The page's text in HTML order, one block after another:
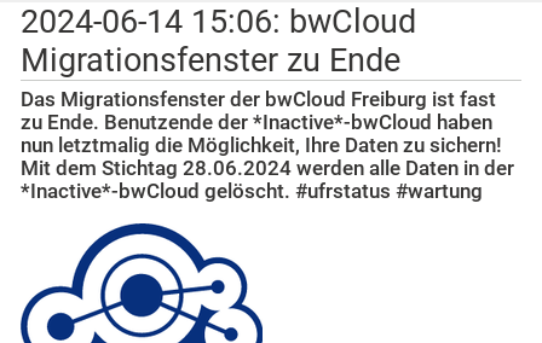
2024-06-14 15:06: bwCloud
Migrationsfenster zu Ende
Das Migrationsfenster der bwCloud Freiburg ist fast
zu Ende. Benutzende der *Inactive*-bwCloud haben
nun letztmalig die Möglichkeit, Ihre Daten zu sichern!
Mit dem Stichtag 28.06.2024 werden alle Daten in der
*Inactive*-bwCloud gelöscht. #ufrstatus #wartung